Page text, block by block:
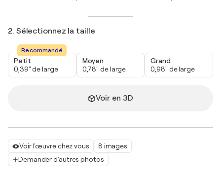
Voir l'œuvre chez vous
8 images
Demander d'autres photos
2. Sélectionnez la taille
Recommandé
Petit
0,39" de large
Moyen
0,78" de large
Grand
0,98" de large
Voir en 3D